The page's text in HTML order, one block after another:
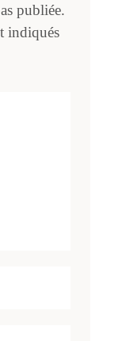
publiée.
indiqués